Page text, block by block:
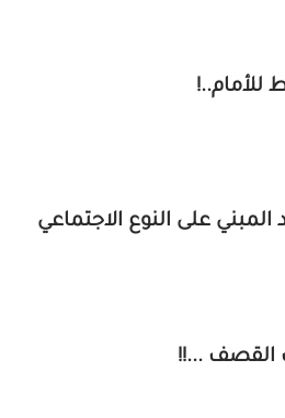
للأمام..!
على النوع الاجتماعي
القصف ...!!